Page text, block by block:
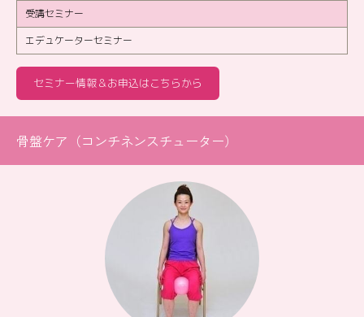
受講セミナー
エデュケーターセミナー
セミナー情報＆お申込はこちらから
骨盤ケア（コンチネンスチューター）